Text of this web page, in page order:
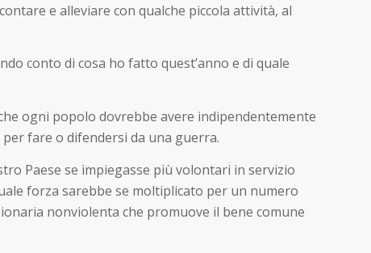
e alleviare con qualche piccola attività, al
conto di cosa ho fatto quest’anno e di quale
ogni popolo dovrebbe avere indipendentemente
fare o difendersi da una guerra.
Paese se impiegasse più volontari in servizio
forza sarebbe se moltiplicato per un numero
nonviolenta che promuove il bene comune